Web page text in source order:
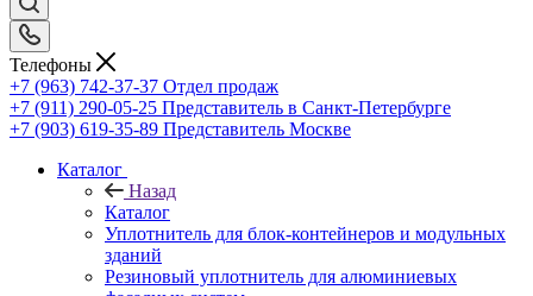
Телефоны
+7 (963) 742-37-37 Отдел продаж
+7 (911) 290-05-25 Представитель в Санкт-Петербурге
+7 (903) 619-35-89 Представитель Москве
Каталог
Назад
Каталог
Уплотнитель для блок-контейнеров и модульных
зданий
Резиновый уплотнитель для алюминиевых